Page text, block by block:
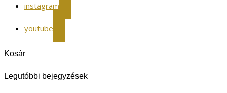
instagram
youtube
Kosár
Legutóbbi bejegyzések